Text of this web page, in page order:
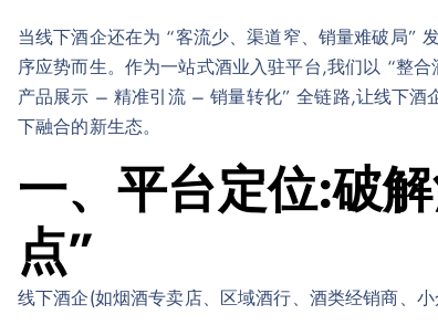
当线下酒企还在为 “客流少、渠道窄、销量难破局”
序应势而生。作为一站式酒业入驻平台,我们以 “整
产品展示 – 精准引流 – 销量转化” 全链路,让线下酒
下融合的新生态。
一、平台定位:破
点”
线下酒企(如烟酒专卖店、区域酒行、酒类经销商、